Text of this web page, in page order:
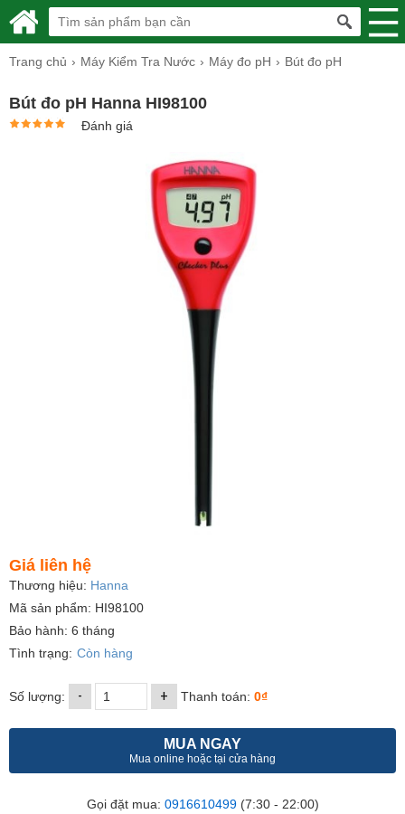
Trang chủ Máy Kiểm Tra Nước Máy đo pH Bút đo pH
Bút đo pH Hanna HI98100
Đánh giá
Giá liên hệ
Thương hiệu: Hanna
Mã sản phẩm: HI98100
Bảo hành: 6 tháng
Tình trạng: Còn hàng
Số lượng: - + Thanh toán: 0₫
MUA NGAY
Mua online hoặc tại cửa hàng
Gọi đặt mua: 0916610499(7:30 - 22:00)